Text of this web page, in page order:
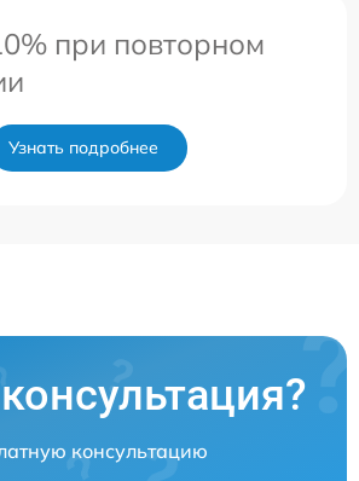
при повторном
Узнать подробнее
консультацию